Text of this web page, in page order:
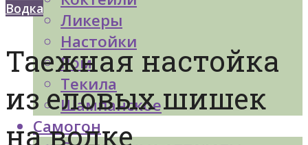
Ликеры
Настойки
Ром
Текила
Шампанское
Самогон
Водка
Таежная настойка
из еловых шишек
на водке